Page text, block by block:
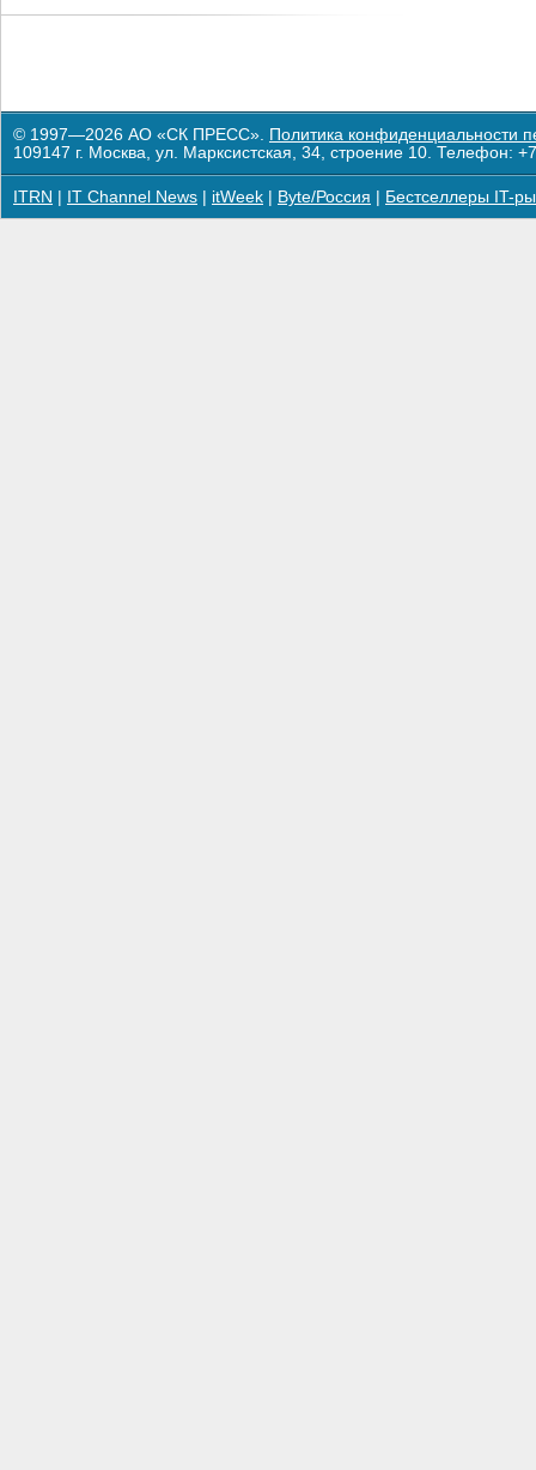
© 1997—2026 АО «СК ПРЕСС». Политика конфиденциальности
109147 г. Москва, ул. Марксистская, 34, строение 10. Телефон:
ITRN IT Channel News itWeek Byte/Россия Бестселлеры IT-